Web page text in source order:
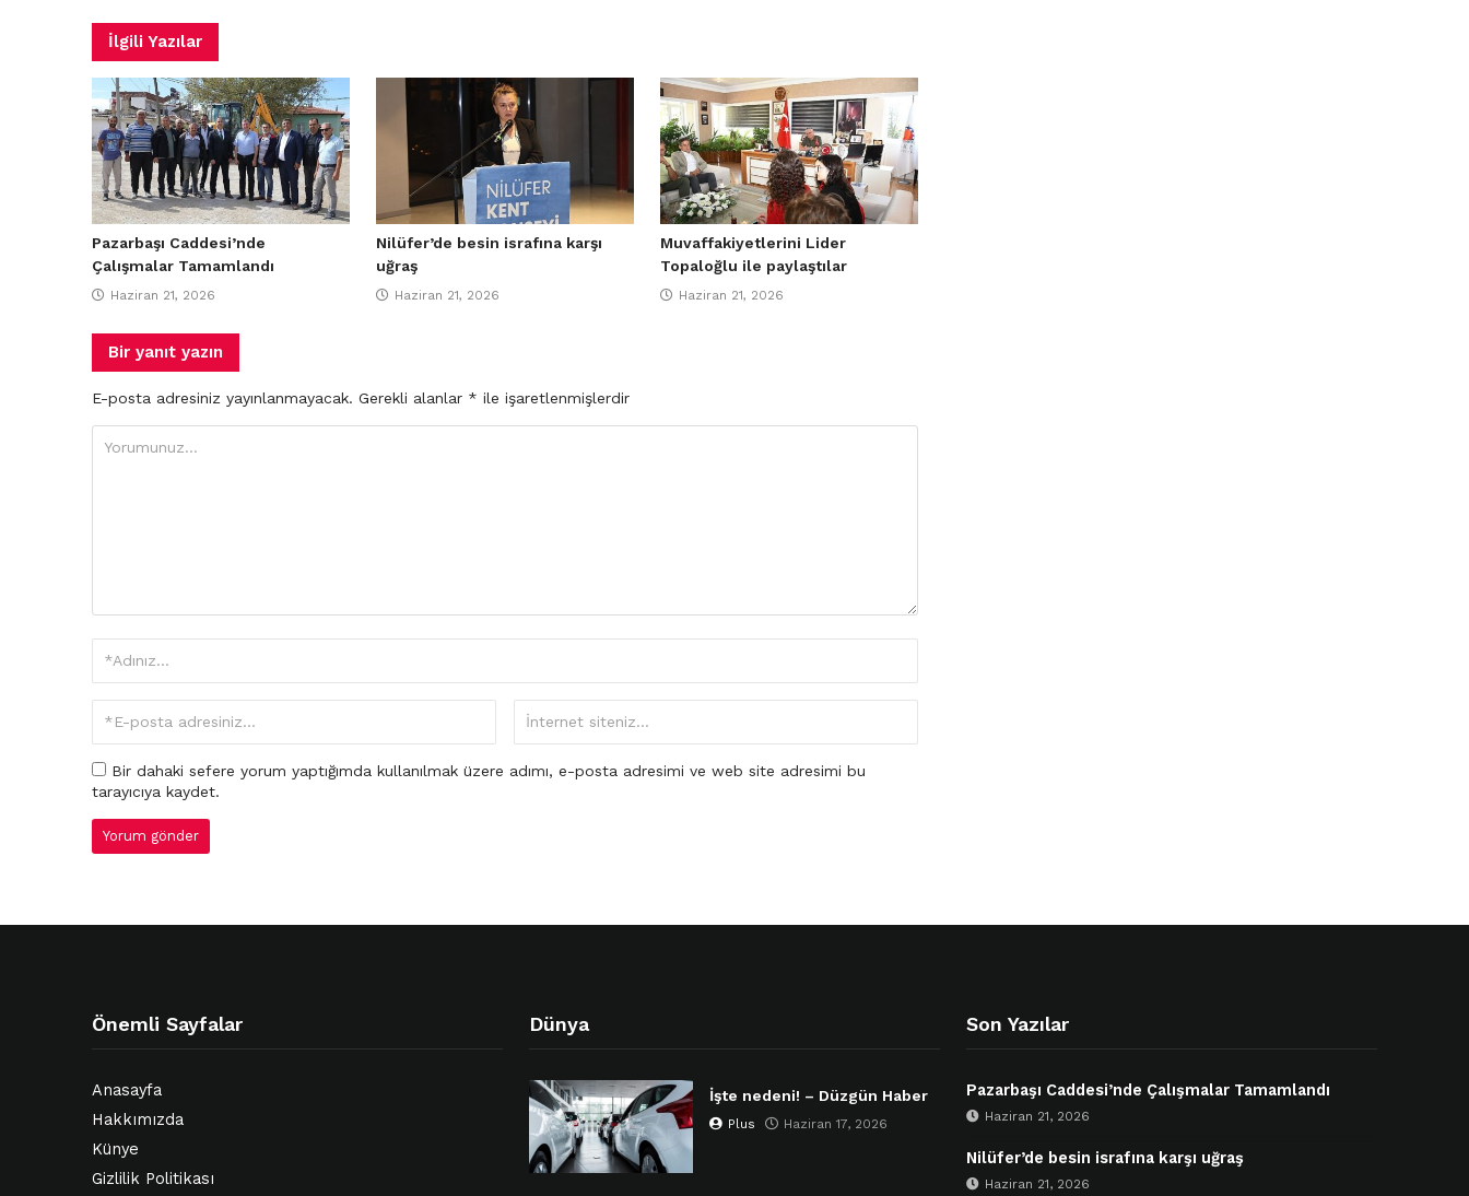
İlgili Yazılar
Pazarbaşı Caddesi’nde
Çalışmalar Tamamlandı
Haziran 21, 2026
Nilüfer’de besin israfına karşı
uğraş
Haziran 21, 2026
Muvaffakiyetlerini Lider
Topaloğlu ile paylaştılar
Haziran 21, 2026
Bir yanıt yazın
E-posta adresiniz yayınlanmayacak. Gerekli alanlar * ile işaretlenmişlerdir
Bir dahaki sefere yorum yaptığımda kullanılmak üzere adımı, e-posta adresimi ve web site adresimi bu
tarayıcıya kaydet.
Önemli Sayfalar
Anasayfa
Hakkımızda
Künye
Gizlilik Politikası
Dünya
İşte nedeni! – Düzgün Haber
Plus Haziran 17, 2026
Son Yazılar
Pazarbaşı Caddesi’nde Çalışmalar Tamamlandı
Haziran 21, 2026
Nilüfer’de besin israfına karşı uğraş
Haziran 21, 2026